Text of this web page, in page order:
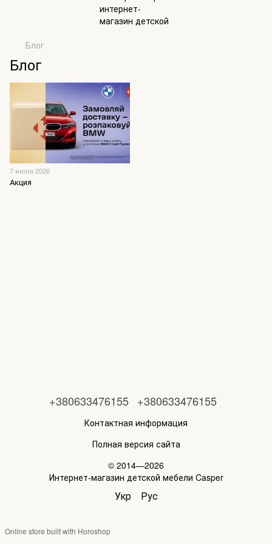
Блог
Блог
7 июля 2026
Акция
+380633476155 +380633476155
Контактная информация
Полная версия сайта
© 2014—2026
Интернет-магазин детской мебели Casper
Укр Рус
Online store built with Horoshop